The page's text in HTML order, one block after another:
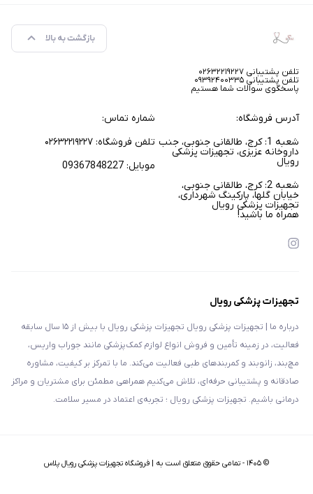
بازگشت به بالا
تلفن پشتیبانی ۰۲۶۳۲۲۱۹۲۲۷
تلفن پشتیبانی ۰۹۳۹۲۴۰۰۳۳۵
پاسخگوی سوالات شما هستیم
آدرس فروشگاه:
شعبه 1: کرج، طالقانی جنوبی، جنب
داروخانه عزیزی، تجهیزات پزشکی
رویال
شعبه 2: کرج، طالقانی جنوبی،
خیابان گلها، پارکینگ شهرداری،
تجهیزات پزشکی رویال
شماره تماس:
تلفن فروشگاه: ۰۲۶۳۲۲۱۹۲۲۷
موبایل: 09367848227
همراه ما باشید!
تجهیزات پزشکی رویال
درباره ما | تجهیزات پزشکی رویال تجهیزات پزشکی رویال با بیش از ۱۵ سال سابقه
فعالیت، در زمینه تأمین و فروش انواع لوازم کمک‌پزشکی مانند جوراب واریس،
مچ‌بند، زانوبند و کمربندهای طبی فعالیت می‌کند. ما با تمرکز بر کیفیت، مشاوره
صادقانه و پشتیبانی حرفه‌ای، تلاش می‌کنیم همراهی مطمئن برای مشتریان و مراکز
درمانی باشیم. تجهیزات پزشکی رویال ؛ تجربه‌ی اعتماد در مسیر سلامت.
©۱۴۰۵ - تمامی حقوق متعلق است به | فروشگاه تجهیزات پزشکی رویال پلاس